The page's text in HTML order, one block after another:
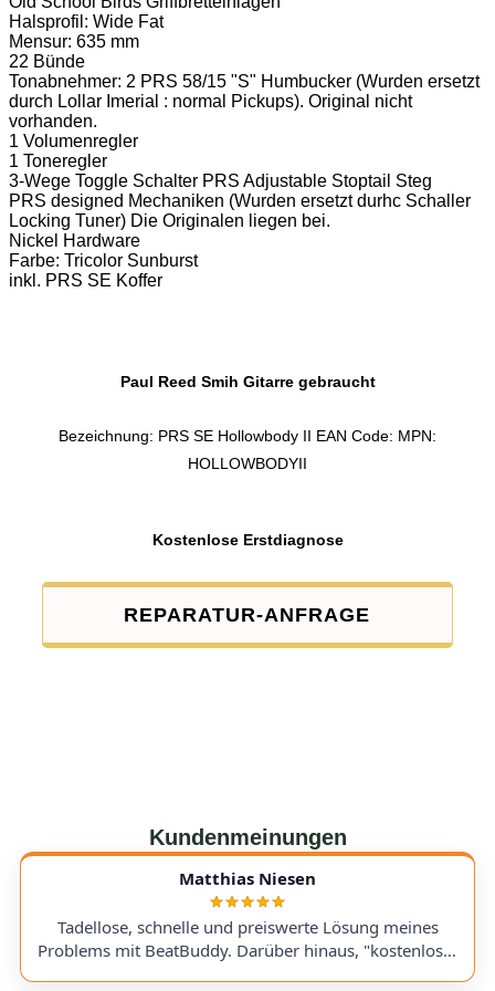
Halsprofil: Wide Fat
Mensur: 635 mm
22 Bünde
Tonabnehmer: 2 PRS 58/15 "S" Humbucker (Wurden ersetzt
durch Lollar Imerial : normal Pickups). Original nicht
vorhanden.
1 Volumenregler
1 Toneregler
3-Wege Toggle Schalter PRS Adjustable Stoptail Steg
PRS designed Mechaniken (Wurden ersetzt durhc Schaller
Locking Tuner) Die Originalen liegen bei.
Nickel Hardware
Farbe: Tricolor Sunburst
inkl. PRS SE Koffer
Paul Reed Smih Gitarre gebraucht
Bezeichnung: PRS SE Hollowbody II EAN Code: MPN:
HOLLOWBODYII
Kostenlose Erstdiagnose
REPARATUR-ANFRAGE
Kundenmeinungen
Matthias Niesen
Tadellose, schnelle und preiswerte Lösung meines
Problems mit BeatBuddy. Darüber hinaus, "kostenloser